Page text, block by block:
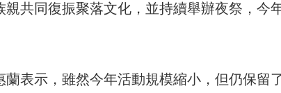
親共同復振聚落文化，並持續舉辦夜祭，今
蘭表示，雖然今年活動規模縮小，但仍保留